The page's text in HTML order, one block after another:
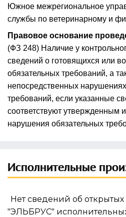
Южное межрегиональное
службы по ветеринарному и
Правовое основание
(ФЗ 248) Наличие у
сведений о готовящихся или
обязательных требований, а
непосредственных
требований, если указанные
соответствуют утвержденным
нарушения обязательных
Исполнительные
Нет сведений об
"ЭЛЬБРУС"